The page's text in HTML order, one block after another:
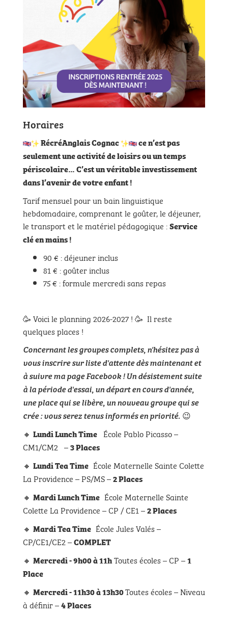
Horaires
RécréAnglais Cognac
ce n’est pas
seulement une activité de loisirs ou un temps
périscolaire…C’est un véritable investissement
dans l’avenir de votre enfant !
Tarif mensuel pour un bain linguistique
hebdomadaire, comprenant le goûter, le déjeuner,
le transport et le matériel pédagogique :Service
clé en mains !
90 € : déjeuner inclus
81 € : goûter inclus
75 € : formule mercredi sans repas
🥳 Voici le planning 2026-2027 ! 🥳 Il reste
quelques places !
Concernant les groupes complets, n'hésitez pas à
vous inscrire sur liste d'attente dès maintenant et
à suivre ma page Facebook ! Un désistement suite
à la période d'essai, un départ en cours d'année,
une place qui se libère, un nouveau groupe qui se
crée : vous serez tenus informés en priorité. 😉
🔸 Lundi Lunch Time École Pablo Picasso –
CM1/CM2 –3 Places
🔸 Lundi Tea Time École Maternelle Sainte Colette
La Providence – PS/MS –2 Places
🔸 Mardi Lunch Time École Maternelle Sainte
Colette La Providence – CP / CE1 –2 Places
🔸 Mardi Tea Time École Jules Valés –
CP/CE1/CE2 –COMPLET
🔸 Mercredi - 9h00 à 11hToutes écoles – CP –1
Place
🔸 Mercredi - 11h30 à 13h30Toutes écoles – Niveau
à définir –4 Places